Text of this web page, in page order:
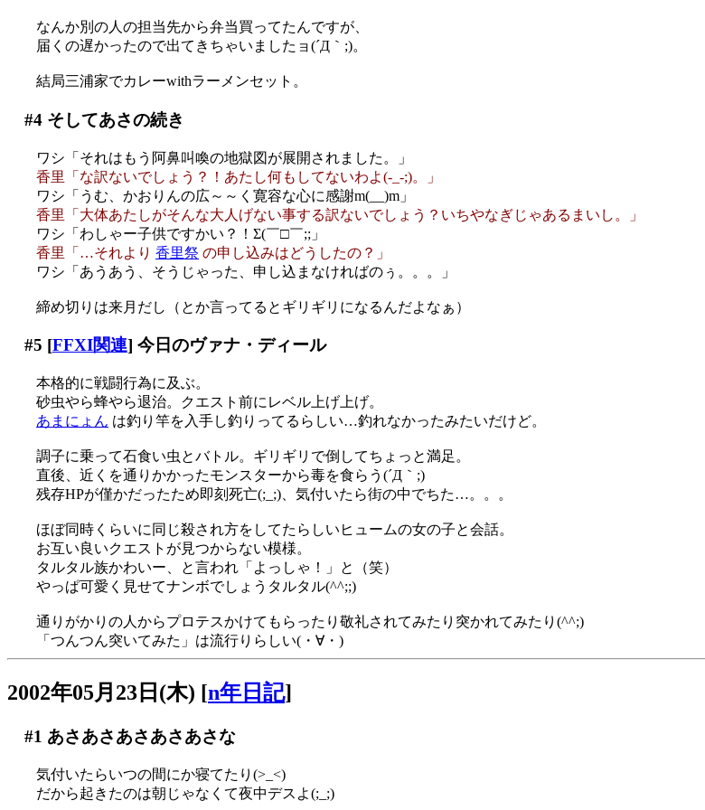
なんか別の人の担当先から弁当買ってたんですが、
届くの遅かったので出てきちゃいましたョ(´Д｀;)。
結局三浦家でカレーwithラーメンセット。
#4そしてあさの続き
ワシ「それはもう阿鼻叫喚の地獄図が展開されました。」
香里「な訳ないでしょう？！あたし何もしてないわよ(-_-;)。」
ワシ「うむ、かおりんの広～～く寛容な心に感謝m(__)m」
香里「大体あたしがそんな大人げない事する訳ないでしょう？いちやなぎじゃあるまいし。」
ワシ「わしゃー子供ですかい？！Σ(￣□￣;;」
香里「…それより 香里祭 の申し込みはどうしたの？」
ワシ「あうあう、そうじゃった、申し込まなければのぅ。。。」
締め切りは来月だし（とか言ってるとギリギリになるんだよなぁ）
#5 [FFXI関連] 今日のヴァナ・ディール
本格的に戦闘行為に及ぶ。
砂虫やら蜂やら退治。クエスト前にレベル上げ上げ。
あまにょん は釣り竿を入手し釣りってるらしい…釣れなかったみたいだけど。
調子に乗って石食い虫とバトル。ギリギリで倒してちょっと満足。
直後、近くを通りかかったモンスターから毒を食らう(´Д｀;)
残存HPが僅かだったため即刻死亡(;_;)、気付いたら街の中でちた…。。。
ほぼ同時くらいに同じ殺され方をしてたらしいヒュームの女の子と会話。
お互い良いクエストが見つからない模様。
タルタル族かわいー、と言われ「よっしゃ！」と（笑）
やっぱ可愛く見せてナンボでしょうタルタル(^^;;)
通りがかりの人からプロテスかけてもらったり敬礼されてみたり突かれてみたり(^^;)
「つんつん突いてみた」は流行りらしい(・∀・)
2002年05月23日(木) [n年日記]
#1 あさあさあさあさあさな
気付いたらいつの間にか寝てたり(>_<)
だから起きたのは朝じゃなくて夜中デスよ(;_;)